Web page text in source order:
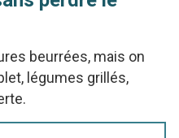
beurrées, mais on
légumes grillés,